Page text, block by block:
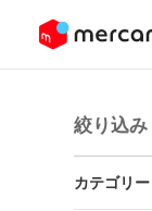
ツにスキップ
絞り込み
カテゴリー